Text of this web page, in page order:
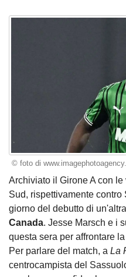
© foto di
Archiviato il Girone A con
Sud, rispettivamente contro
giorno del debutto di
Canada. Jesse Marsch e i
questa sera per affrontare
Per parlare del match, a La
centrocampista del